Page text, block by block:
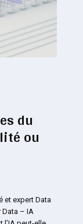
du
ou
et expert Data
Data – IA